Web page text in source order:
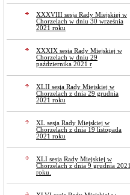
XXXVIII sesja Rady Miejskiej w
Chorzelach w dniu 30 września
2021 roku
XXXIX sesja Rady Miejskiej w
Chorzelach w dniu 29
października 2021 r
XLII sesja Rady Miejskiej w
Chorzelach z dnia 29 grudnia
2021 roku
XL sesja Rady Miejskiej w
Chorzelach z dnia 19 listopada
2021 roku
XLI sesja Rady Miejskiej w
Chorzelach z dnia 9 grudnia 2021
roku.